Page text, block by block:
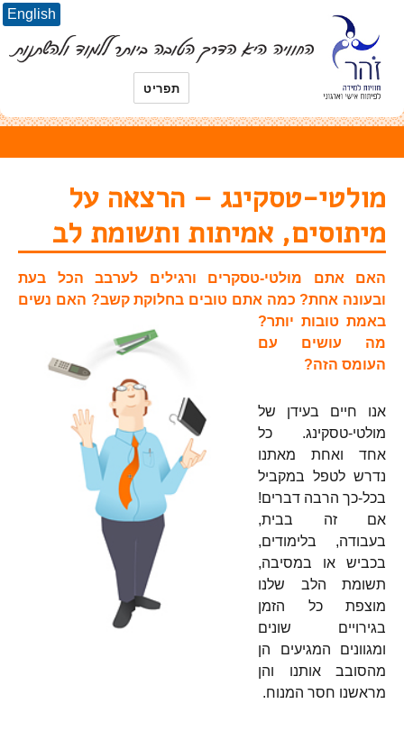
English
תפריט
מולטי-טסקינג – הרצאה על
מיתוסים, אמיתות ותשומת לב
האם אתם מולטי-טסקרים ורגילים לערבב הכל בעת
ובעונה אחת? כמה אתם טובים בחלוקתקשב? האם נשים
באמת טובות יותר?
מה עושים עם
העומס הזה?
אנו חיים בעידן של
מולטי-טסקינג. כל
אחד ואחת מאתנו
נדרש לטפל במקביל
בכל-כך הרבה דברים!
אם זה בבית,
בעבודה, בלימודים,
בכביש או במסיבה,
תשומת הלב שלנו
מוצפת כל הזמן
בגירויים שונים
ומגוונים המגיעים הן
מהסובב אותנו והן
מראשנו חסר המנוח.